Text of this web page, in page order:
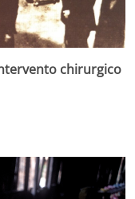
chirurgico